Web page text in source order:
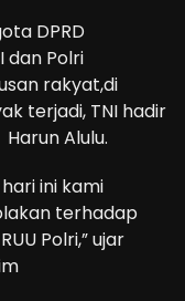
DPRD
dan Polri
rakyat,di
terjadi, TNI hadir
Alulu.
ini kami
terhadap
Polri,” ujar